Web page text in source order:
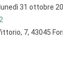
31 ottobre
7, 43045